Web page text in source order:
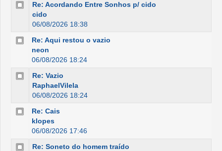
Re: Acordando Entre Sonhos p/ cido
cido
06/08/2026 18:38
Re: Aqui restou o vazio
neon
06/08/2026 18:24
Re: Vazio
RaphaelVilela
06/08/2026 18:24
Re: Cais
klopes
06/08/2026 17:46
Re: Soneto do homem traído